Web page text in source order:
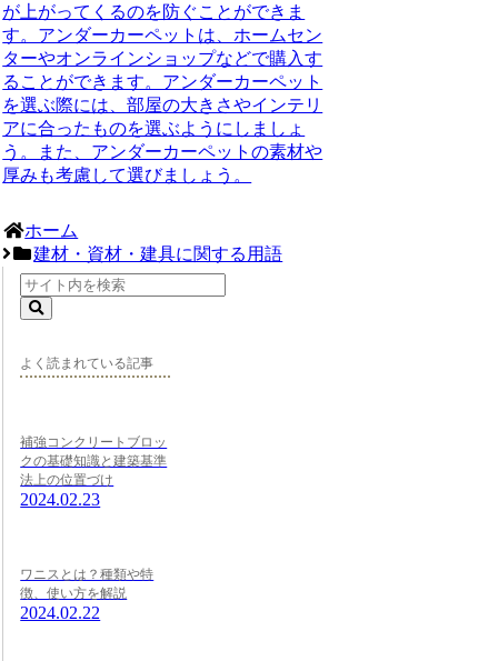
が上がってくるのを防ぐことができま
す。アンダーカーペットは、ホームセン
ターやオンラインショップなどで購入す
ることができます。アンダーカーペット
を選ぶ際には、部屋の大きさやインテリ
アに合ったものを選ぶようにしましょ
う。また、アンダーカーペットの素材や
厚みも考慮して選びましょう。
ホーム
建材・資材・建具に関する用語
よく読まれている記事
補強コンクリートブロッ
クの基礎知識と建築基準
法上の位置づけ
2024.02.23
ワニスとは？種類や特
徴、使い方を解説
2024.02.22